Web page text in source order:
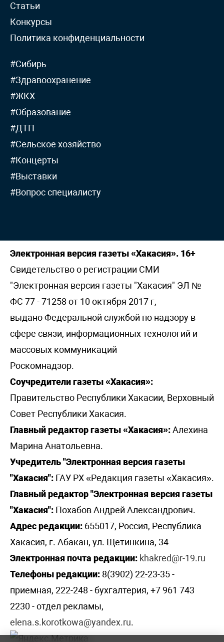
Статьи
Конкурсы
Политика конфиденциальности
#Сибирь
#Здравоохранение
#ЖКХ
#Образование
#ДТП
#Сельское хозяйство
#Концерты
#Выставки
#Вопрос специалисту
Электронная версия газеты «Хакасия». 16+
Свидетельство о регистрации СМИ
"Электронная версия газеты "Хакасия" ЭЛ №
ФС 77 - 71258 от 10 октября 2017 г,
выдано Федеральной службой по надзору в
сфере связи, информационных технологий и
массовых коммуникаций
Роскомнадзор.
Соучредители газеты «Хакасия»:
Правительство Республики Хакасии, Верховный
Совет Республики Хакасия.
Главный редактор газеты «Хакасия»:Алехина
Марина Анатольевна.
Учредитель "Электронная версия газеты
"Хакасия": ГАУ РХ «Редакция газеты «Хакасия».
Главный редактор "Электронная версия газеты
"Хакасия": Похабов Андрей Александрович.
Адрес редакции: 655017, Россия, Республика
Хакасия, г. Абакан, ул. Щетинкина, 34
Электронная почта редакции: khakred@r-19.ru
Телефоны редакции: 8(3902) 22-23-35 -
приемная, 222-248 - бухгалтерия, +7 961 743
2230 - отдел рекламы,
elena.s.korotkowa@yandex.ru.